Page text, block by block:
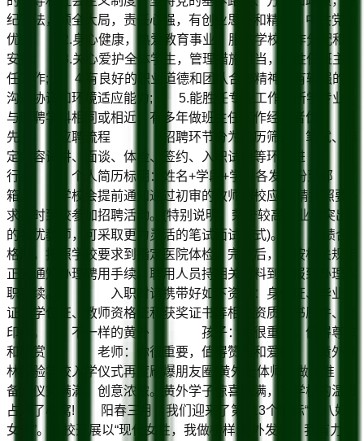
纪守法，顾全大局，责任心强，有创业思维和精神，中共党员
优先; 2.身心健康，热爱教育事业，服从学校工作分配和
安排; 3.关心爱护全体学生，管理措施得当，能胜任班主
任工作; 4.有良好的职业道德和团队合作精神，有较强的
沟通协调和环境适应能力; 5.能胜任专业工作，所学专业
与应聘学科相同或相近，有多年做班主任工作经验者优
先。 应聘流程 招聘环节分为简历筛选、笔试、指
定内容试讲、面谈、体检、签约、入职试用等环节进
行。 个人简历标明：姓名+学段+学科各发一份至邮
箱。 学校会提前通知通过初审的教师到校应聘;请按照要
求按时到校参加招聘活动。(特别说明：荣誉较高，业绩突出
的名优教师，可采取更为灵活的笔试面试方式)。 成绩合
格后，按照学校要求到指定医院体检，完成后，再按相关规定
正式通知办理聘用手续。聘用人员持相关材料到校报到办理入
职手续。 入职时请携带好如下资料：身份证、毕业
证、学位证、教师资格证和获奖证书等相关资质证书原件、复
印件。 不一样的黄外 孩子：你很重要，值得尊重
和欣赏 老师：你很重要，值得赞美和爱戴 黄外翰
林实验学校入学仪式再度刷爆朋友圈!黄外全体师生做足准
备，仪式满满，创意浓浓。黄外学子惊喜满满，被学校的温暖
占满了心窝! 阳春三月，我们迎来了第113个国际“三八妇
女节”。我校开展以“现代女性，我做榜样;黄外发展，我有力